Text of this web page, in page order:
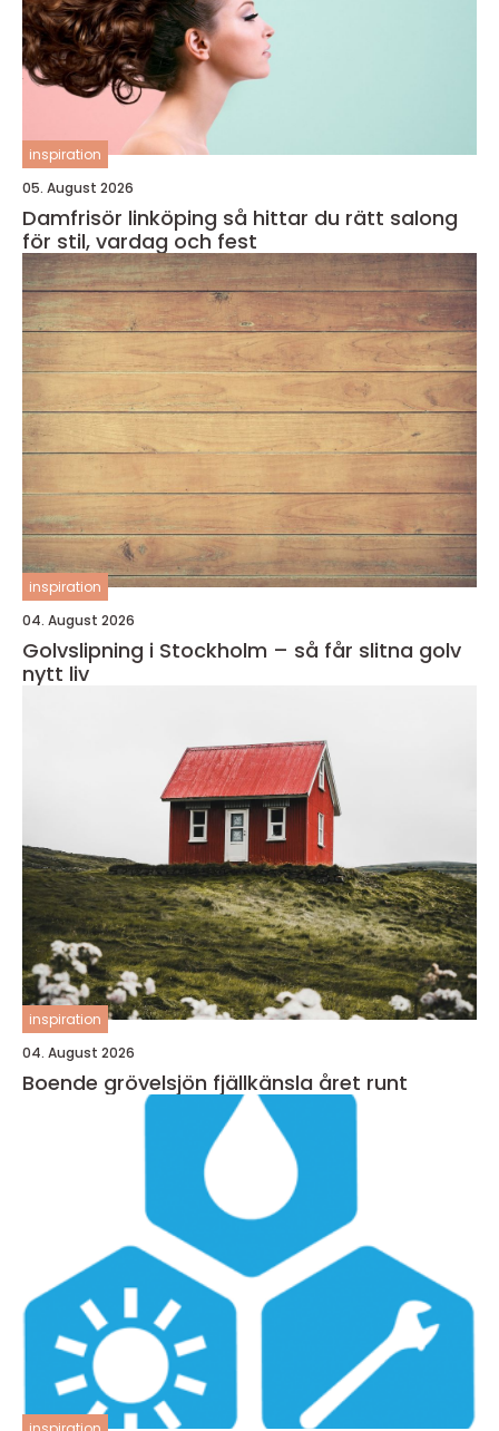
inspiration
05. August 2026
Damfrisör linköping så hittar du rätt salong
för stil, vardag och fest
inspiration
04. August 2026
Golvslipning i Stockholm – så får slitna golv
nytt liv
inspiration
04. August 2026
Boende grövelsjön fjällkänsla året runt